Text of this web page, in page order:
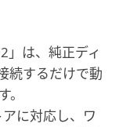
」は、純正ディ
続するだけで動
に対応し、ワ